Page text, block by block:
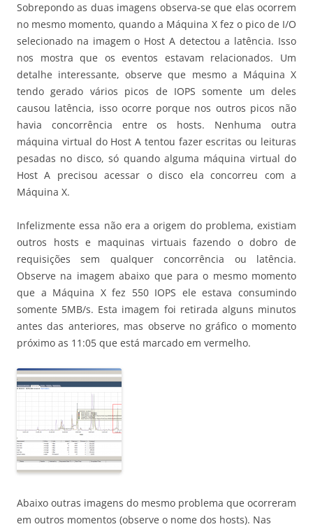
Sobrepondo as duas imagens observa-se que elas ocorrem
no mesmo momento, quando a Máquina X fez o pico de I/O
selecionado na imagem o Host A detectou a latência. Isso
nos mostra que os eventos estavam relacionados. Um
detalhe interessante, observe que mesmo a Máquina X
tendo gerado vários picos de IOPS somente um deles
causou latência, isso ocorre porque nos outros picos não
havia concorrência entre os hosts. Nenhuma outra
máquina virtual do Host A tentou fazer escritas ou leituras
pesadas no disco, só quando alguma máquina virtual do
Host A precisou acessar o disco ela concorreu com a
Máquina X.
Infelizmente essa não era a origem do problema, existiam
outros hosts e maquinas virtuais fazendo o dobro de
requisições sem qualquer concorrência ou latência.
Observe na imagem abaixo que para o mesmo momento
que a Máquina X fez 550 IOPS ele estava consumindo
somente 5MB/s. Esta imagem foi retirada alguns minutos
antes das anteriores, mas observe no gráfico o momento
próximo as 11:05 que está marcado em vermelho.
Abaixo outras imagens do mesmo problema que ocorreram
em outros momentos (observe o nome dos hosts). Nas